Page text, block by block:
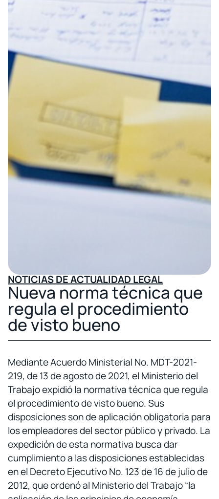
NOTICIAS DE ACTUALIDAD LEGAL
Nueva norma técnica que
regula el procedimiento
de visto bueno
Mediante Acuerdo Ministerial No. MDT-2021-
219, de 13 de agosto de 2021, el Ministerio del
Trabajo expidió la normativa técnica que regula
el procedimiento de visto bueno. Sus
disposiciones son de aplicación obligatoria para
los empleadores del sector público y privado. La
expedición de esta normativa busca dar
cumplimiento a las disposiciones establecidas
en el Decreto Ejecutivo No. 123 de 16 de julio de
2012, que ordenó al Ministerio del Trabajo “la